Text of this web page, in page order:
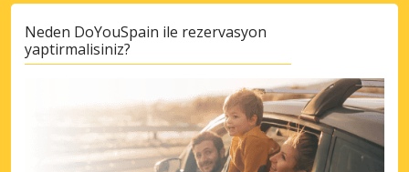
Neden DoYouSpain ile rezervasyon
yaptirmalisiniz?